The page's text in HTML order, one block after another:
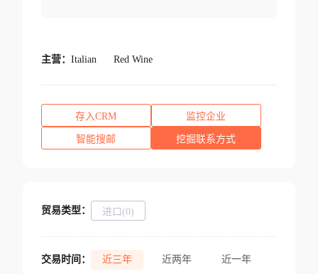
主营： Italian Red Wine
存入CRM 监控企业
智能搜邮 挖掘联系方式
贸易类型： 进口(0)
交易时间： 近三年 近两年 近一年